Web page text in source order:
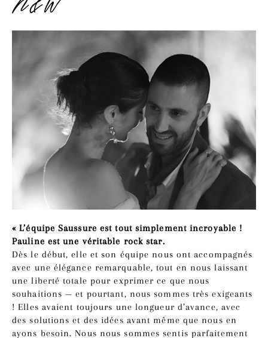
« L’équipe Saussure est tout simplement incroyable !
Pauline est une véritable rock star.
Dès le début, elle et son équipe nous ont accompagnés
avec une élégance remarquable, tout en nous laissant
une liberté totale pour exprimer ce que nous
souhaitions — et pourtant, nous sommes très exigeants
! Elles avaient toujours une longueur d’avance, avec
des solutions et des idées avant même que nous en
ayons besoin. Nous nous sommes sentis parfaitement